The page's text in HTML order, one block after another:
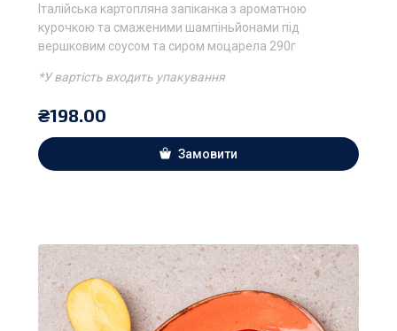
Італійська картопляна запіканка з ароматною
курочкою та смаженими шампіньйонами під
вершковим соусом та сиром моцарела 290г
*У вартість входить упакування
₴198.00
Замовити